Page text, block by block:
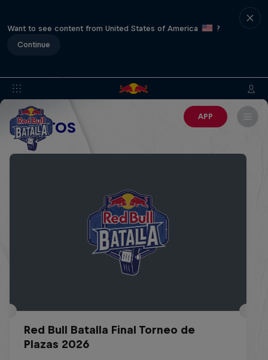
Want to see content from United States of America
?
Continue
APP
EVENTOS
Red Bull Batalla Final Torneo de
Plazas 2026